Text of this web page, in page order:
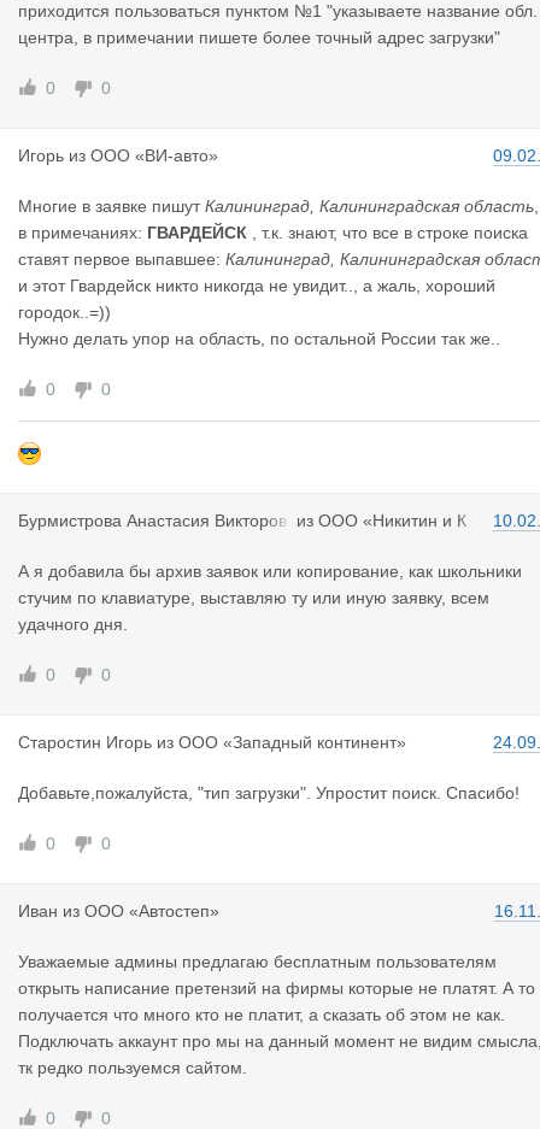
приходится пользоваться пунктом №1 "указываете название обл.
центра, в примечании пишете более точный адрес загрузки"
0 0
Игорь из ООО «ВИ-авто»
Многие в заявке пишутКалининград, Калининградская область
в примечаниях: ГВАРДЕЙСК
, т.к. знают, что все в строке поиска
ставят первое выпавшее: Калининград, Калининградская
и этот Гвардейск никто никогда не увидит.., а жаль, хороший
городок..=))
Нужно делать упор на область, по остальной России так же..
0 0
Бурмистрова Анастасия Викторов из ООО «Никитин и К
А я добавила бы архив заявок или копирование, как школьники
стучим по клавиатуре, выставляю ту или иную заявку, всем
удачного дня.
0 0
Старостин Игорь из ООО «Западный континент»
Добавьте,пожалуйста, "тип загрузки". Упростит поиск. Спасибо!
0 0
Иван из ООО «Автостеп»
Уважаемые админы предлагаю бесплатным пользователям
открыть написание претензий на фирмы которые не платят. А то
получается что много кто не платит, а сказать об этом не как.
Подключать аккаунт про мы на данный момент не видим
тк редко пользуемся сайтом.
0 0